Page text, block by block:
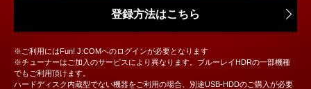
登録方法はこちら
※ご利用にはFun! J:COMへのログインが必要となります
※チューナーはご加入のサービスにより異なります。ブルーレイHDRの一部機種
でもご利用頂けます。
ハードディスク内蔵型でない機器をご利用の場合、別途USB-HDDのご購入が必要